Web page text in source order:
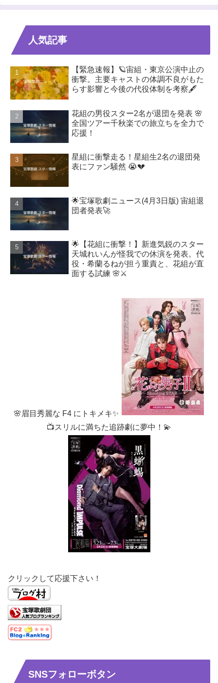
人気記事
【緊急速報】🪐宙組・東京公演中止の
衝撃。主要キャストの体調不良がもた
らす影響と今後の代役体制を考察🖋️
花組の男役スター2名が退団を発表 🌸
全国ツアー千秋楽での旅立ちを全力で
応援！
星組に衝撃走る！星組生2名の退団発
表にファン騒然 😭💔
🌟宝塚歌劇ニュース(4月3日版) 宙組退
団者発表🚀
🌟【花組に衝撃！】新進気鋭のスター
天城れいんが怪我での休演を発表。代
役・希蘭るねが担う重責と、花組が直
面する試練 🌸⚔️
🌸眉目秀麗な F4 にトキメキ✨
📺スリルに満ちた追跡劇に夢中！💫
クリックして応援下さい！
SNSフォローボタン